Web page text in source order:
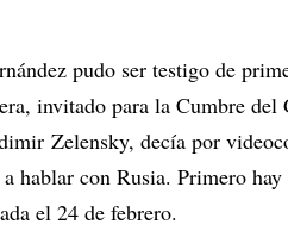
pudo ser testigo de
invitado para la Cumbre
Zelensky, decía por
hablar con Rusia. Primero
el 24 de febrero.